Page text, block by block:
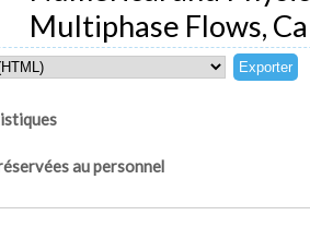
Multiphase Flows,
au personnel